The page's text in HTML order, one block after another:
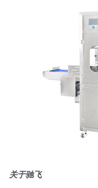
关于驰飞